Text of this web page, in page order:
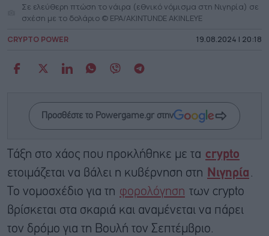
Σε ελεύθερη πτώση το νάιρα (εθνικό νόμισμα στη Νιγηρία) σε
σχέση με το δολάριο © EPA/AKINTUNDE AKINLEYE
CRYPTO POWER 19.08.2024 | 20:18
Προσθέστε το Powergame.gr στην
Τάξη στο χάος που προκλήθηκε με τα crypto
ετοιμάζεται να βάλει η κυβέρνηση στη
Νιγηρία .
Το νομοσχέδιο για τη φορολόγηση των crypto
βρίσκεται στα σκαριά και αναμένεται να πάρει
τον δρόμο για τη Βουλή τον Σεπτέμβριο.